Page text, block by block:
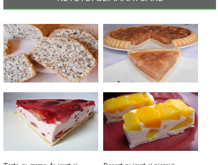
Chec cu albusuri si nuca Tarta cu mere si gutui